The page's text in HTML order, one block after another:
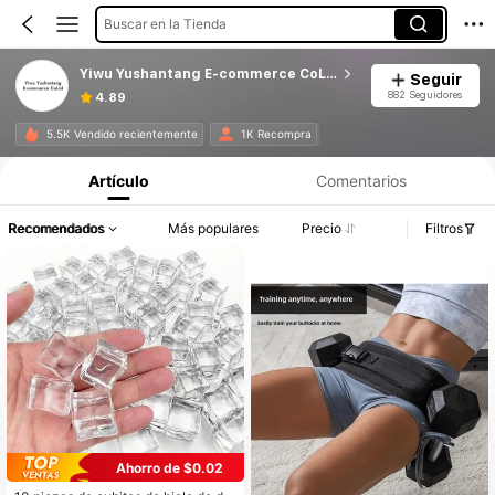
Buscar en la Tienda
Yiwu Yushantang E-commerce CoLtd
4.89
Seguir
882 Seguidores
5.5K Vendido recientemente 1K Recompra
Artículo Comentarios
Recomendados Más populares Precio Filtros
Ahorro de $0.02